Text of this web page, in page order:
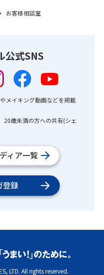
お客様相談室
公式SNS
メイキング動画などを掲載
歳未満の方への共有(シェ
ィア一覧
登録
LTD. All rights reserved.